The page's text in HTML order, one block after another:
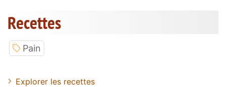
Recettes
Pain
Explorer les recettes